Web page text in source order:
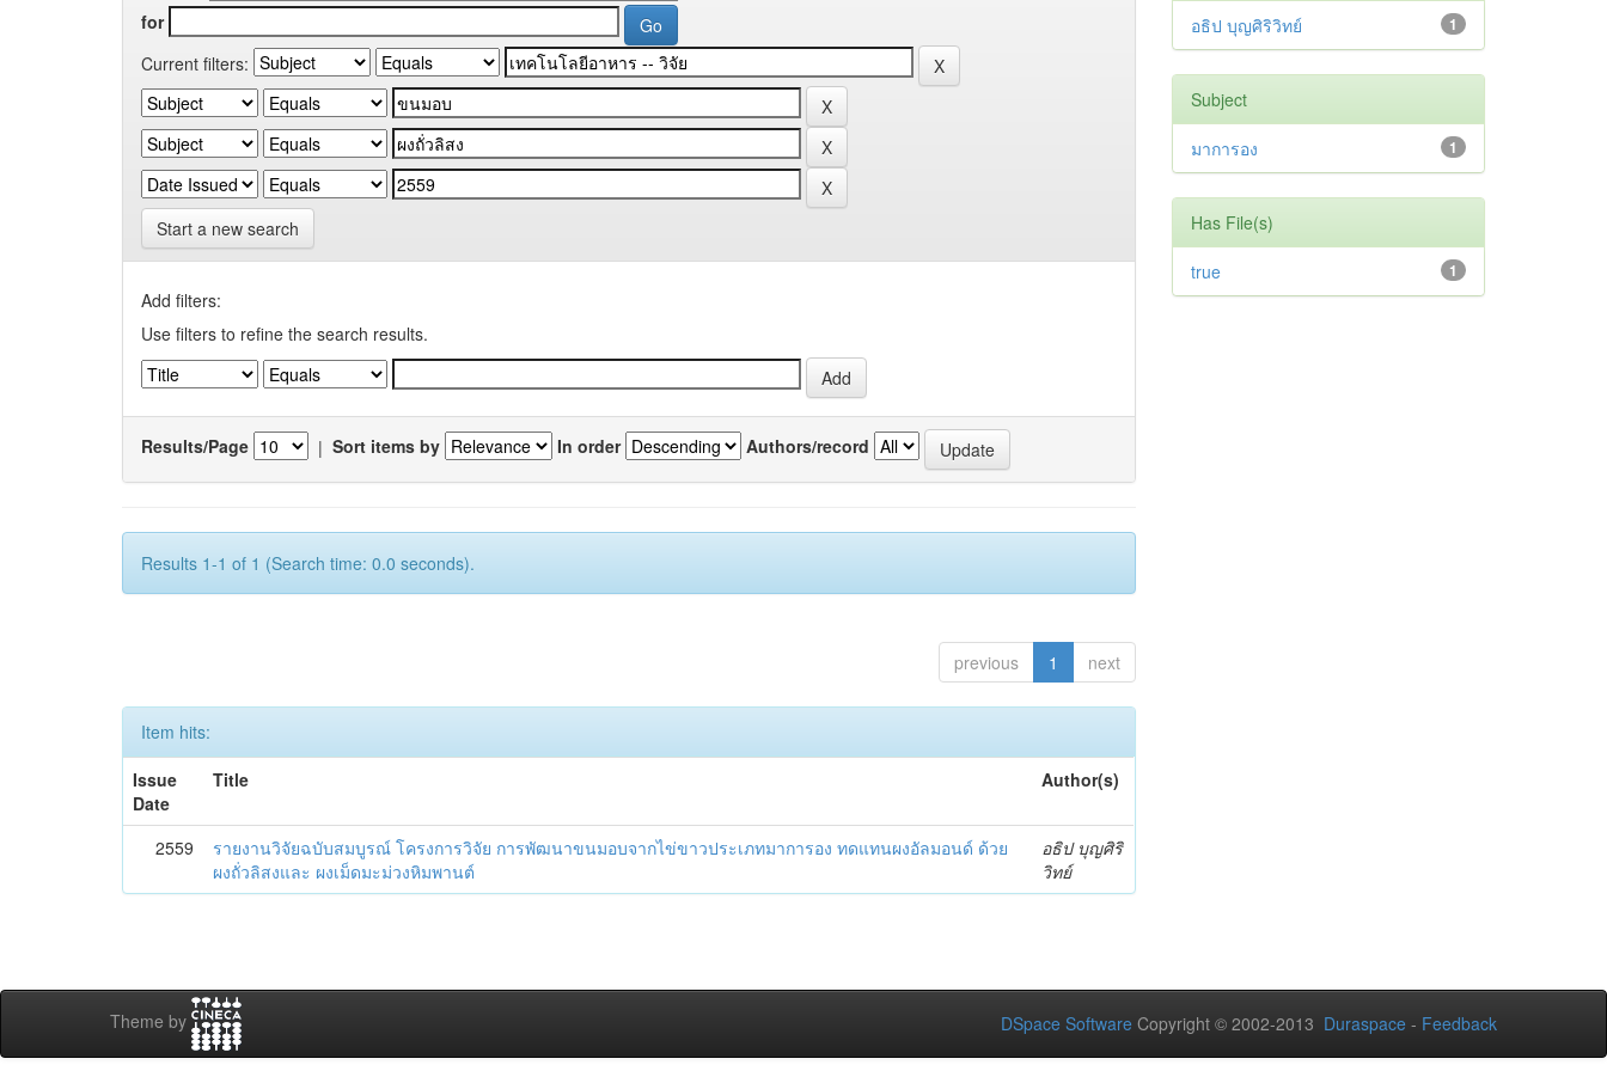
for
Current filters:
Start a new search
Add filters:
Use filters to refine the search results.
Results/Page | Sort items by In order Authors/record
Results 1-1 of 1 (Search time: 0.0 seconds).
previous 1 next
Item hits:
Issue
Date
Title Author(s)
2559
รายงานวิจัยฉบับสมบูรณ์ โครงการวิจัย การพัฒนาขนมอบจากไข่ขาวประเภทมาการอง ทดแทนผงอัลมอนด์ ด้วย
ผงถั่วลิสงและ ผงเม็ดมะม่วงหิมพานต์
อธิป บุญศิริ
วิทย์
1
อธิป บุญศิริวิทย์
Subject
1
มาการอง
Has File(s)
1
true
Theme by DSpace Software Copyright © 2002-2013 Duraspace - Feedback